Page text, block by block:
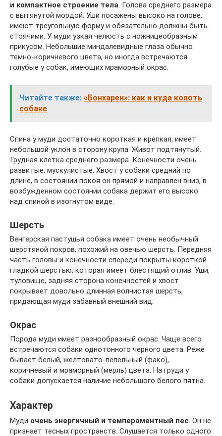
и компактное строение тела. Голова среднего размера
с вытянутой мордой. Уши посажены высоко на голове,
имеют треугольную форму и обязательно должны быть
стоячими. У муди узкая челюсть с ножницеобразным
прикусом. Небольшие миндалевидные глаза обычно
темно-коричневого цвета, но иногда встречаются
голубые у собак, имеющих мраморный окрас.
Читайте также: «Бонхарен»: как и куда колоть
собаке
Спина у муди достаточно короткая и крепкая, имеет
небольшой уклон в сторону крупа. Живот подтянутый.
Грудная клетка среднего размера. Конечности очень
развитые, мускулистые. Хвост у собаки средний по
длине, в состоянии покоя он прямой и направлен вниз, в
возбужденном состоянии собака держит его высоко
над спиной в изогнутом виде.
Шерсть
Венгерская пастушья собака имеет очень необычный
шерстяной покров, похожий на овечью шерсть. Передняя
часть головы и конечности спереди покрыты короткой
гладкой шерстью, которая имеет блестящий отлив. Уши,
туловище, задняя сторона конечностей и хвост
покрывает довольно длинная волнистая шерсть,
придающая муди забавный внешний вид.
Окрас
Порода муди имеет разнообразный окрас. Чаще всего
встречаются собаки однотонного черного цвета. Реже
бывает белый, желтовато-пепельный (фако),
коричневый и мраморный (мерль) цвета. На груди у
собаки допускается наличие небольшого белого пятна.
Характер
Муди очень энергичный и темпераментный пес. Он не
признает тесных пространств. Слушается только одного